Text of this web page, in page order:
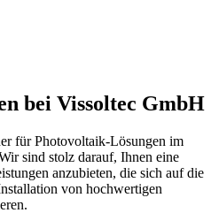
bei Vissoltec GmbH
für Photovoltaik-Lösungen im
sind stolz darauf, Ihnen eine
anzubieten, die sich auf die
von hochwertigen